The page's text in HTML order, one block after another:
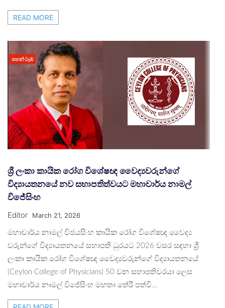
READ MORE
පහන් ටැඹ
ශ්‍රී ලංකා කායික රෝග විශේෂඥ වෛද්‍යවරුන්ගේ
විද්‍යායතනයේ නව සභාපතිත්වයට මහාචාර්ය නාමල්
විජේසිංහ
Editor March 21, 2026
මහාචාර්ය නාමල් විජයසිංහ කායික රෝග විශේෂඥ වෛද්‍ය
වරුන්ගේ විද්‍යායතනයේ සභාපති ධුරයට 2026 වසර සඳහා ශ්‍රී
ලංකා කායික රෝග විශේෂඥ වෛද්‍යවරුන්ගේ විද්‍යායතනයේ
(Ceylon College of Physicians) 50 වන සභාපතිවරයා ලෙස
මහාචාර්ය නාමල් විජේසිංහ මහතා තේරී පත්වී…